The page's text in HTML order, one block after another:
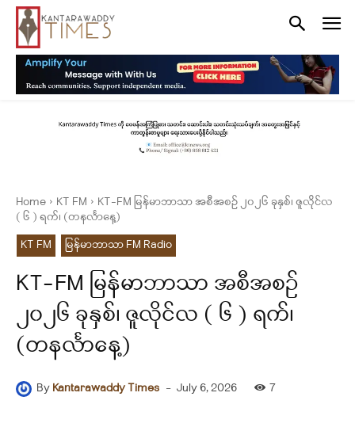
Home KT FM
KT-FM မြန်မာဘာသာ အစီအစဉ် ၂၀၂၆ ခုနှစ်၊ ဇူလိုင်လ
( ၆ ) ရက်၊ (တနင်္လာနေ့)
KT FM
မြန်မာဘာသာ FM Radio
KT-FM မြန်မာဘာသာ အစီအစဉ်
၂၀၂၆ ခုနှစ်၊ ဇူလိုင်လ ( ၆ ) ရက်၊
(တနင်္လာနေ့)
By Kantarawaddy Times - July 6, 2026 7